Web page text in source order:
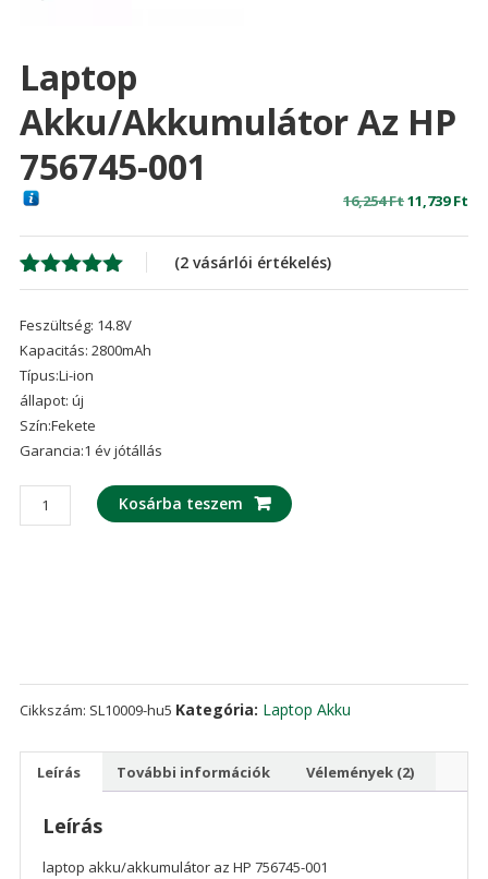
Laptop
Akku/akkumulátor Az HP
756745-001
16,254FtOriginal
11,739Ft
Értékelés
ből,
2
értékelés
alapján
(2 vásárlói értékelés)
Feszültség: 14.8V
Kapacitás: 2800mAh
Típus:Li-ion
állapot: új
Szín:Fekete
Garancia:1 év jótállás
laptop
akku/akkumulátor
Kosárba teszem
Cikkszám: SL10009-hu5 Kategória: Laptop Akku
Leírás További információk Vélemények (2)
Leírás
laptop akku/akkumulátor az HP 756745-001